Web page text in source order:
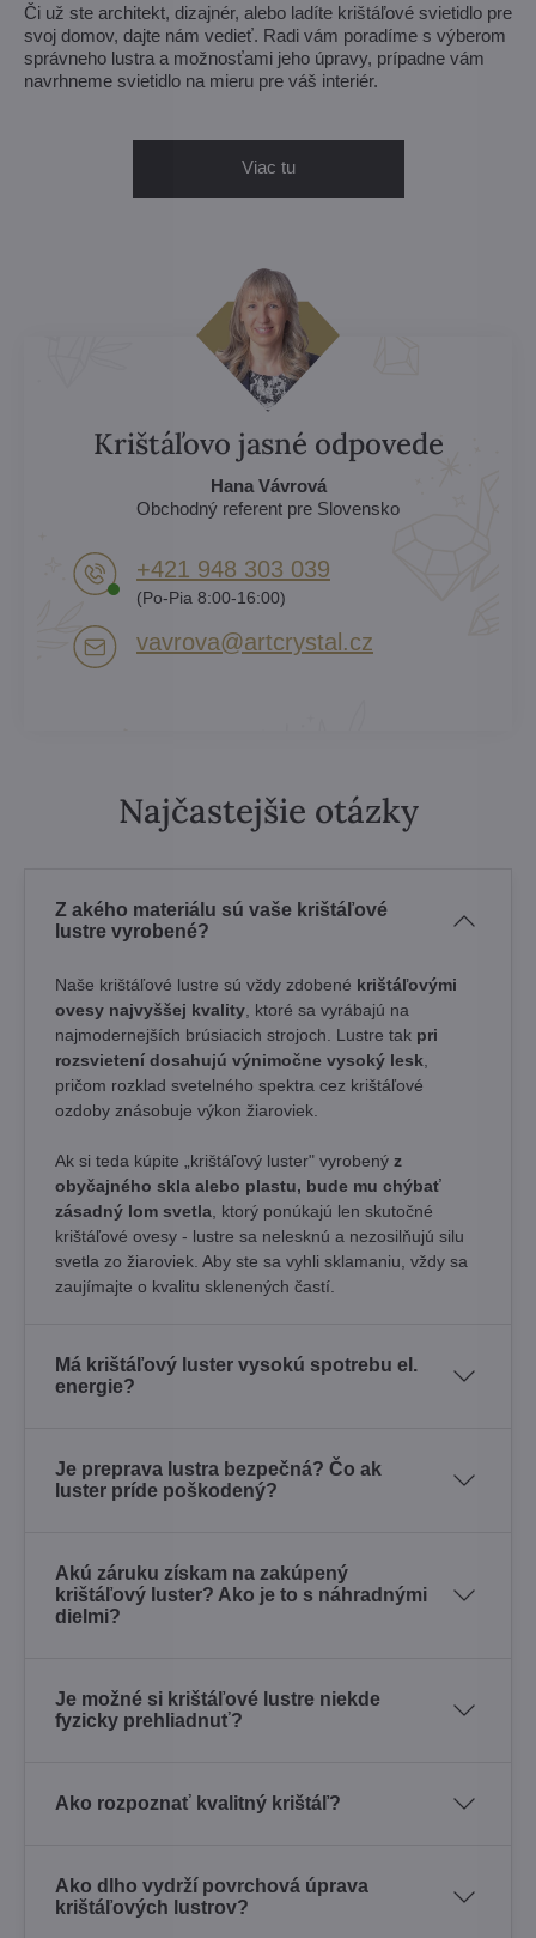
Či už ste architekt, dizajnér, alebo ladíte krištáľové svietidlo pre
svoj domov, dajte nám vedieť. Radi vám poradíme s výberom
správneho lustra a možnosťami jeho úpravy, prípadne vám
navrhneme svietidlo na mieru pre váš interiér.
Viac tu
Krištáľovo jasné odpovede
Hana Vávrová
Obchodný referent pre Slovensko
+421 948 303 039
(Po-Pia 8:00-16:00)
vavrova​@artcrystal​.cz
Najčastejšie otázky
Z akého materiálu sú vaše krištáľové
lustre vyrobené?
Naše krištáľové lustre sú vždy zdobené krištáľovými
ovesy najvyššej kvality , ktoré sa vyrábajú na
najmodernejších brúsiacich strojoch. Lustre tak pri
rozsvietení dosahujú výnimočne vysoký lesk
pričom rozklad svetelného spektra cez krištáľové
ozdoby znásobuje výkon žiaroviek.
Ak si teda kúpite „krištáľový luster" vyrobený z
obyčajného skla alebo plastu, bude mu chýbať
zásadný lom svetla , ktorý ponúkajú len skutočné
krištáľové ovesy - lustre sa nelesknú a nezosilňujú silu
svetla zo žiaroviek. Aby ste sa vyhli sklamaniu, vždy sa
zaujímajte o kvalitu sklenených častí.
Má krištáľový luster vysokú spotrebu el.
energie?
Je preprava lustra bezpečná? Čo ak
luster príde poškodený?
Akú záruku získam na zakúpený
krištáľový luster? Ako je to s náhradnými
dielmi?
Je možné si krištáľové lustre niekde
fyzicky prehliadnuť?
Ako rozpoznať kvalitný krištáľ?
Ako dlho vydrží povrchová úprava
krištáľových lustrov?